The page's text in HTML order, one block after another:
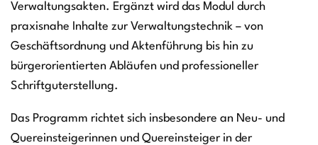
Verwaltungsakten. Ergänzt wird das Modul durch
praxisnahe Inhalte zur Verwaltungstechnik – von
Geschäftsordnung und Aktenführung bis hin zu
bürgerorientierten Abläufen und professioneller
Schriftguterstellung.
Das Programm richtet sich insbesondere an Neu- und
Quereinsteigerinnen und Quereinsteiger in der